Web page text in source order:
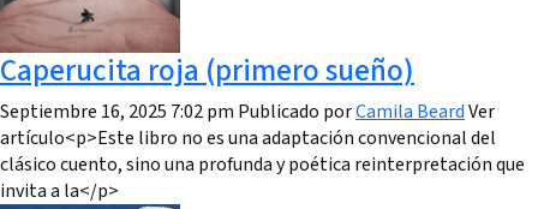
Caperucita roja (primero sueño)
Septiembre 16, 2025 7:02 pm Publicado porCamila BeardVer
artículo<p>Este libro no es una adaptación convencional del
clásico cuento, sino una profunda y poética reinterpretación que
invita a la</p>